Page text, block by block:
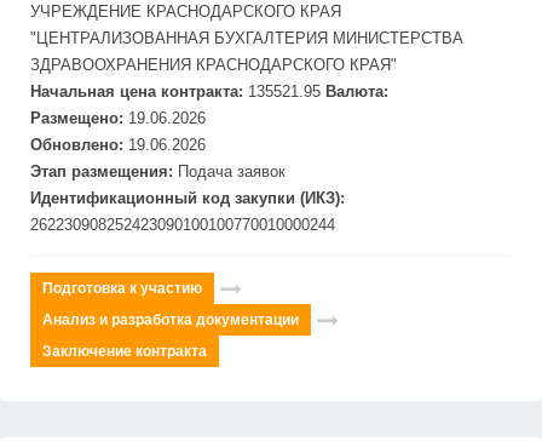
УЧРЕЖДЕНИЕ КРАСНОДАРСКОГО КРАЯ
"ЦЕНТРАЛИЗОВАННАЯ БУХГАЛТЕРИЯ МИНИСТЕРСТВА
ЗДРАВООХРАНЕНИЯ КРАСНОДАРСКОГО КРАЯ"
Начальная цена контракта: 135521.95 Валюта:
Размещено: 19.06.2026
Обновлено: 19.06.2026
Этап размещения: Подача заявок
Идентификационный код закупки (ИКЗ):
262230908252423090100100770010000244
Подготовка к участию
Анализ и разработка документации
Заключение контракта